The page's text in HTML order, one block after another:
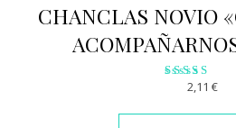
CHANCLAS NOVIO
Valorado con
de 5
2,11 €